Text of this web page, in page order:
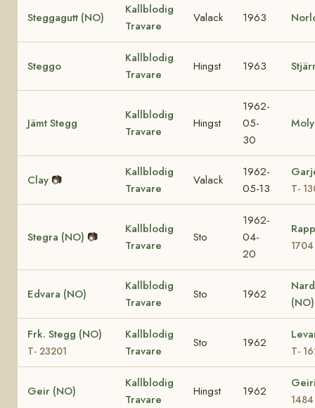
Steggagutt (NO)
Kallblodig
Travare
Valack 1963
Steggo
Kallblodig
Travare
Hingst 1963
Jämt Stegg
Kallblodig
Travare
Hingst
1962-
05-
30
Clay 📷
Kallblodig
Travare
Valack
1962-
05-13
T-
Stegra (NO) 📷
Kallblodig
Travare
Sto
1962-
04-
20
1704
Edvara (NO)
Kallblodig
Travare
Sto 1962
(NO)
Frk. Stegg (NO)
T- 23201
Kallblodig
Travare
Sto 1962
T-
Geir (NO)
Kallblodig
Travare
Hingst 1962
1484